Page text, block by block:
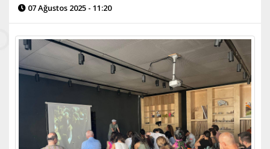
07 Ağustos 2025 - 11:20